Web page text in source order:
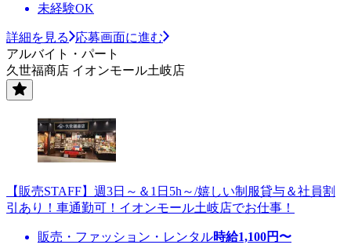
未経験OK
詳細を見る
応募画面に進む
アルバイト・パート
久世福商店 イオンモール土岐店
【販売STAFF】週3日～＆1日5h～/嬉しい制服貸与＆社員割
引あり！車通勤可！イオンモール土岐店でお仕事！
販売・ファッション・レンタル時給1,100円〜